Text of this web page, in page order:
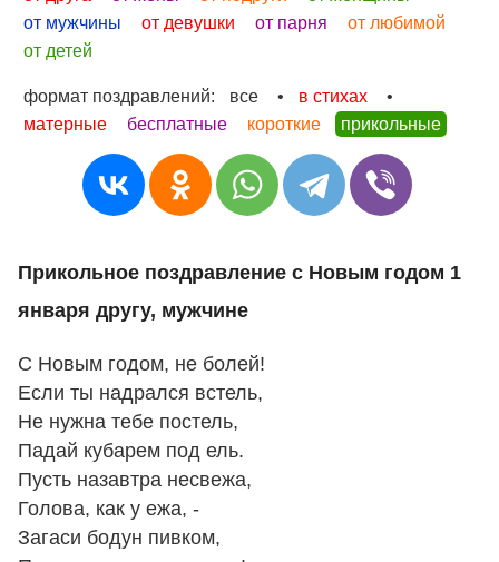
от мужчины
от девушки от парня
от любимой
от детей
формат поздравлений: все • в стихах
•
матерные
бесплатные короткие прикольные
Прикольное поздравление с Новым годом 1
января другу, мужчине
С Новым годом, не болей!
Если ты надрался встель,
Не нужна тебе постель,
Падай кубарем под ель.
Пусть назавтра несвежа,
Голова, как у ежа, -
Загаси бодун пивком,